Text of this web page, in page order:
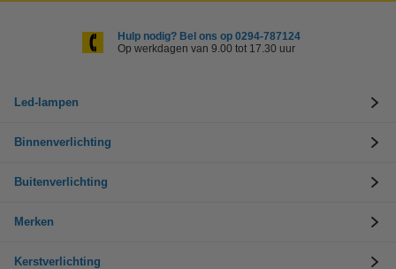
Hulp nodig? Bel ons op 0294-787124
Op werkdagen van 9.00 tot 17.30 uur
Led-lampen
Binnenverlichting
Buitenverlichting
Merken
Kerstverlichting